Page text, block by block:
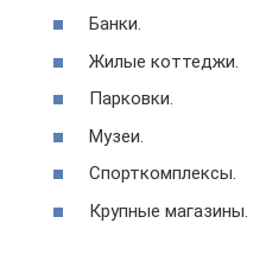
Банки.
Жилые коттеджи.
Парковки.
Музеи.
Спорткомплексы.
Крупные магазины.